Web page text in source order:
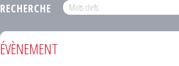
RECHERCHE
ÉVÈNEMENT